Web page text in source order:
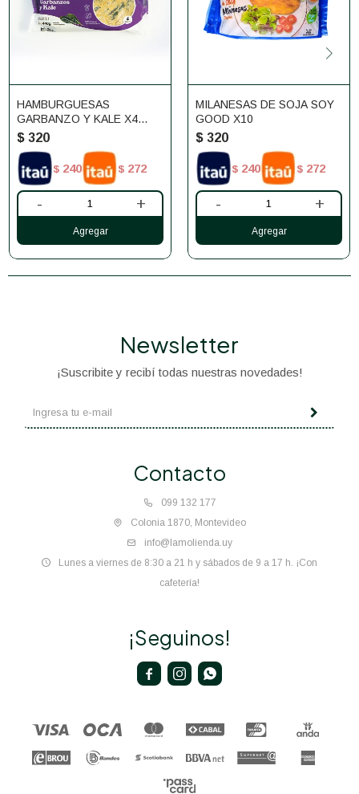
HAMBURGUESAS
GARBANZO Y KALE X4
UNIDADES MANDUCAS
$ 320
$ 240 $ 272
- +
MILANESAS DE SOJA SOY
GOOD X10
$ 320
$ 240 $ 272
- +
Contacto
099 132 177
Colonia 1870, Montevideo
info@lamolienda.uy
Lunes a viernes de 8:30 a 21 h y sábados de 9 a 17 h. ¡Con
cafetería!
Newsletter
¡Suscribite y recibí todas nuestras novedades!
¡Seguinos!
  